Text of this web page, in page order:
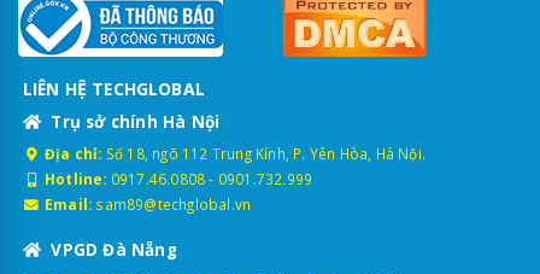
LIÊN HỆ TECHGLOBAL
Trụ sở chính Hà Nội
Địa chỉ: Số 18, ngõ 112 Trung Kính, P. Yên Hòa, Hà Nội.
Hotline: 0917.46.0808- 0901.732.999
Email: sam89@techglobal.vn
VPGD Đà Nẵng